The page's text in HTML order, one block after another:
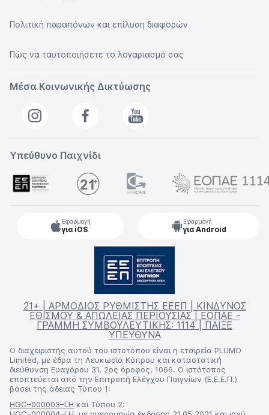
Πολιτική παραπόνων και επίλυση διαφορών
Πώς να ταυτοποιήσετε το λογαριασμό σας
Μέσα Κοινωνικής Δικτύωσης
Υπεύθυνο Παιχνίδι
Εφαρμογή
για iOS
Εφαρμογή
για Android
21+ | ΑΡΜΟΔΙΟΣ ΡΥΘΜΙΣΤΗΣ ΕΕΕΠ | ΚΙΝΔΥΝΟΣ
ΕΘΙΣΜΟΥ & ΑΠΩΛΕΙΑΣ ΠΕΡΙΟΥΣΙΑΣ | ΕΟΠΑΕ -
ΓΡΑΜΜΗ ΣΥΜΒΟΥΛΕΥΤΙΚΗΣ: 1114 | ΠΑΙΞΕ
ΥΠΕΥΘΥΝΑ
Ο διαχειριστής αυτού του ιστοτόπου είναι η εταιρεία PLUMO
Limited, με έδρα τη Λευκωσία Κύπρου και καταστατική
διεύθυνση Ευαγόρου 31, 2ος όροφος, 1066. Ο ιστότοπος
εποπτεύεται από την Επιτροπή Ελέγχου Παιγνίων (Ε.Ε.Ε.Π.)
βάσει της άδειας Τύπου 1:
HGC–000003–LH και Τύπου 2: